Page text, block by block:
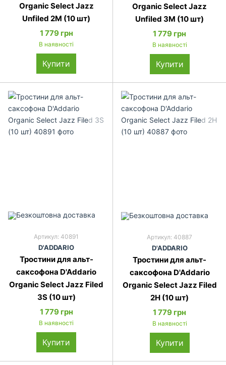
Organic Select Jazz
Unfiled 2M (10 шт)
1 779 грн
В наявності
Купити
Organic Select Jazz
Unfiled 3M (10 шт)
1 779 грн
В наявності
Купити
Артикул: 40891
D'ADDARIO
Тростини для альт-
саксофона D'Addario
Organic Select Jazz Filed
3S (10 шт)
1 779 грн
В наявності
Купити
Артикул: 40887
D'ADDARIO
Тростини для альт-
саксофона D'Addario
Organic Select Jazz Filed
2H (10 шт)
1 779 грн
В наявності
Купити